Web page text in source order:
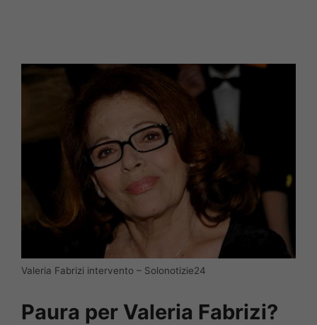
Valeria Fabrizi intervento – Solonotizie24
Paura per Valeria Fabrizi?